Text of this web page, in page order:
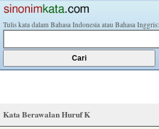
Tulis kata dalam Bahasa Indonesia atau Bahasa Inggris:
Kata Berawalan Huruf K